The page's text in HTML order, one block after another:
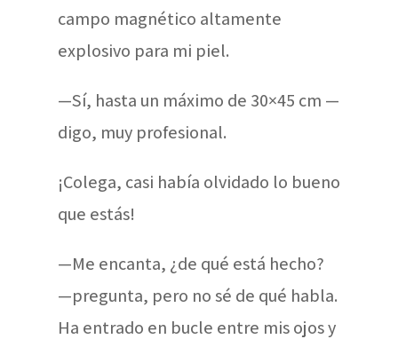
campo magnético altamente
explosivo para mi piel.
—Sí, hasta un máximo de 30×45 cm —
digo, muy profesional.
¡Colega, casi había olvidado lo bueno
que estás!
—Me encanta, ¿de qué está hecho?
—pregunta, pero no sé de qué habla.
Ha entrado en bucle entre mis ojos y